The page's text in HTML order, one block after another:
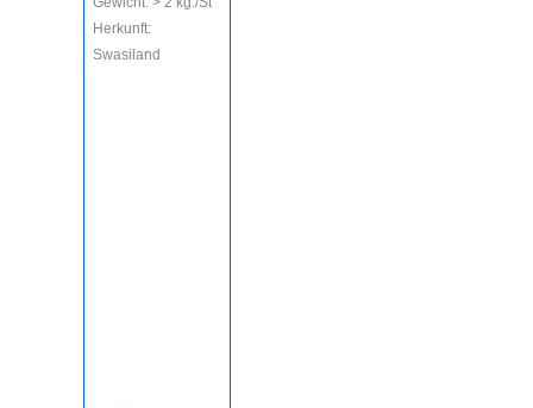
Herkunft:
Swasiland